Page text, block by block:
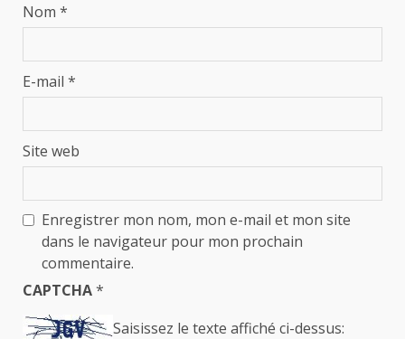
Nom *
E-mail *
Site web
Enregistrer mon nom, mon e-mail et mon site
dans le navigateur pour mon prochain
commentaire.
CAPTCHA*
Saisissez le texte affiché ci-dessus: